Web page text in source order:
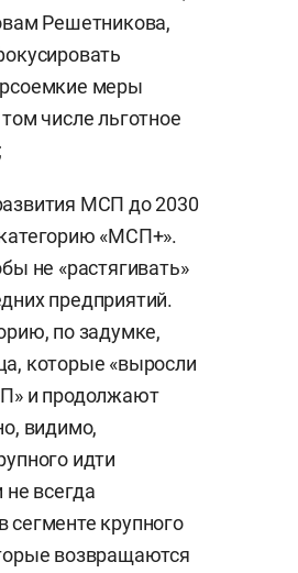
Решетникова,
меры
числе льготное
МСП до 2030
«МСП+».
не «растягивать»
предприятий.
по задумке,
которые «выросли
и продолжают
видимо,
идти
не всегда
сегменте крупного
возвращаются